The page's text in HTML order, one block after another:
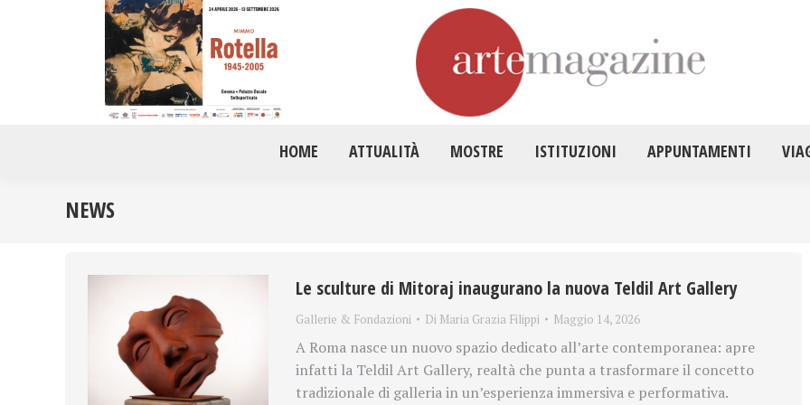
HOME ATTUALITÀ MOSTRE ISTITUZIONI APPUNTAMENTI
NEWS
Le sculture di Mitoraj inaugurano la nuova Teldil Art Gallery
Gallerie & Fondazioni Di Maria Grazia Filippi Maggio 14, 2026
A Roma nasce un nuovo spazio dedicato all’arte contemporanea: apre
infatti la Teldil Art Gallery, realtà che punta a trasformare il concetto
tradizionale di galleria in un’esperienza immersiva e performativa.
HOME